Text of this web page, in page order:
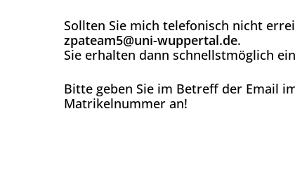
Sollten Sie mich telefonisch nicht
zpateam5@uni-wuppertal.de.
Sie erhalten dann schnellstmöglich
Bitte geben Sie im Betreff der Email
Matrikelnummer an!